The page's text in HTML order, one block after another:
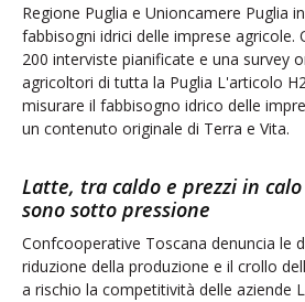
Confcooperative Toscana denuncia le
riduzione della produzione e il crollo
a rischio la competitività delle aziende
caldo e prezzi in calo gli allevamenti
contenuto originale di Terra e Vita.
euro per ricerca e tutela
Finanziati cinque progetti dedicati a
autoctone e risorse genetiche del
Agrobiodiversità, dalla Lombardia oltre
ricerca e tutela è un contenuto